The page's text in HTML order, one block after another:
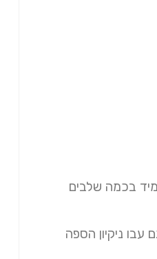
בכמה שלבים
ניקיון הספה